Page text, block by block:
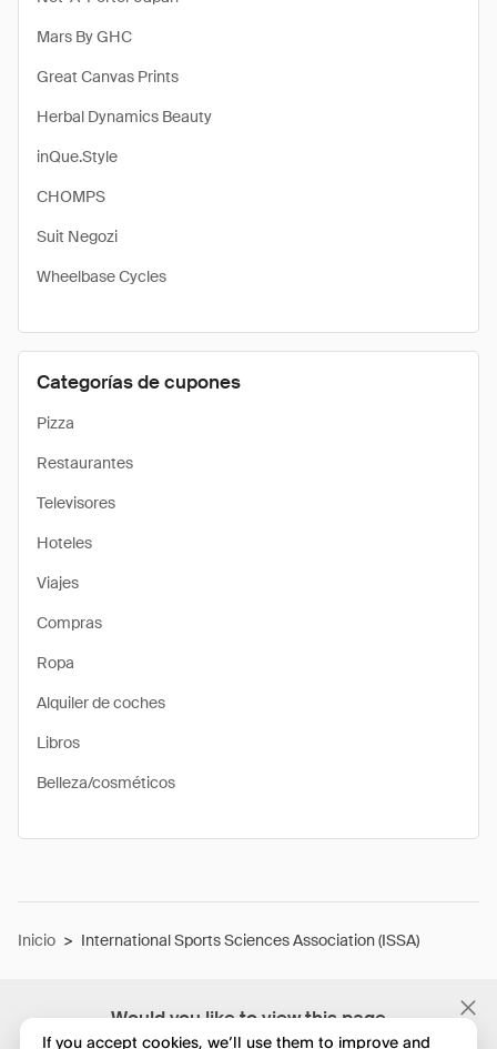
Would you like to view this page
in English?
Mars By GHC
Great Canvas Prints
Herbal Dynamics Beauty
inQue.Style
CHOMPS
Suit Negozi
Wheelbase Cycles
Categorías de cupones
Pizza
Restaurantes
Televisores
Hoteles
Viajes
Compras
Ropa
Alquiler de coches
Libros
Belleza/cosméticos
Inicio > International Sports Sciences Association (ISSA)
If you accept cookies, we’ll use them to improve and